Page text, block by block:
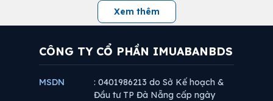
Xem thêm
CÔNG TY CỔ PHẦN IMUABANBDS
MSDN
: 0401986213 do Sở Kế hoạch &
Đầu tư TP Đà Nẵng cấp ngày